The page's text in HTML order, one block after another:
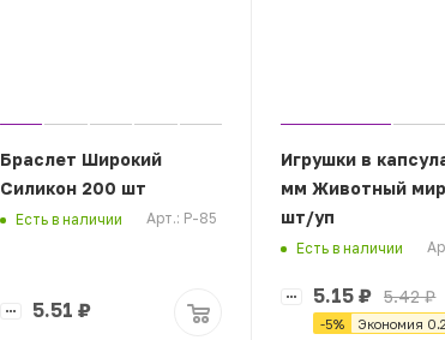
Браслет Широкий
Силикон 200 шт
Есть в наличии Арт.: Р-85
5.51 ₽
Игрушки в
мм Животный
шт/уп
Есть в наличии
5.15 ₽ 5.42₽
-5% Экономия